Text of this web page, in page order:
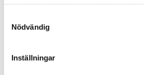
Nödvändig
Inställningar